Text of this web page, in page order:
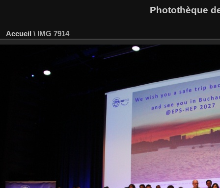
Photothèque
Accueil \ IMG 7914